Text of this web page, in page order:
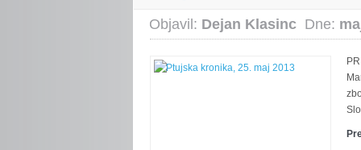
Objavil: Dejan Klasinc Dne: